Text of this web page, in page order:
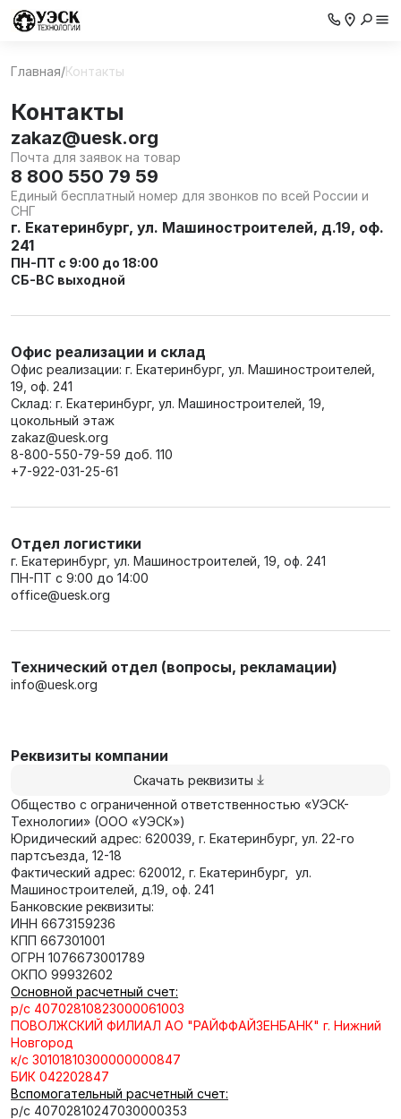
Главная/Контакты
Контакты
zakaz@uesk.org
Почта для заявок на товар
8 800 550 79 59
Единый бесплатный номер для звонков по всей России и
СНГ
г. Екатеринбург, ул. Машиностроителей, д.19, оф.
241
ПН-ПТ с 9:00 до 18:00
СБ-ВС выходной
Офис реализации и склад
Офис реализации: г. Екатеринбург, ул. Машиностроителей,
19, оф. 241
Склад: г. Екатеринбург, ул. Машиностроителей, 19,
цокольный этаж
zakaz@uesk.org
8-800-550-79-59 доб. 110
+7-922-031-25-61
Отдел логистики
г. Екатеринбург, ул. Машиностроителей, 19, оф. 241
ПН-ПТ с 9:00 до 14:00
office@uesk.org
Технический отдел (вопросы, рекламации)
info@uesk.org
Реквизиты компании
Скачать реквизиты
Общество с ограниченной ответственностью «УЭСК-
Технологии» (ООО «УЭСК»)
Юридический адрес: 620039, г. Екатеринбург, ул. 22-го
партсъезда, 12-18
Фактический адрес: 620012, г. Екатеринбург,
ул.
Машиностроителей, д.19, оф. 241
Банковские реквизиты:
ИНН 6673159236
КПП 667301001
ОГРН 1076673001789
ОКПО 99932602
Основной расчетный счет:
р/с 40702810823000061003
ПОВОЛЖСКИЙ ФИЛИАЛ АО "РАЙФФАЙЗЕНБАНК" г. Нижний
Новгород
к/с 30101810300000000847
БИК 042202847
Вспомогательный расчетный счет:
р/с 40702810247030000353